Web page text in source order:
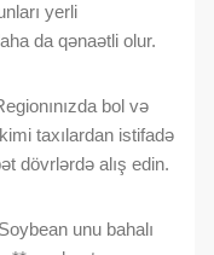
yerli
da qənaətli olur.
bol və
taxılardan istifadə
dövrlərdə alış edin.
Soybean unu bahalı